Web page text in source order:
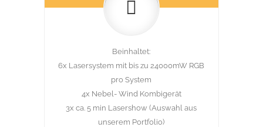
Beinhaltet:
6x Lasersystem mit bis zu 24000mW RGB
pro System
4x Nebel- Wind Kombigerät
3x ca. 5 min Lasershow (Auswahl aus
unserem Portfolio)